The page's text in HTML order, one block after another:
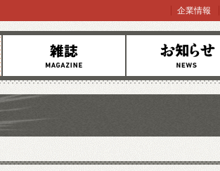
雑誌 お知らせ
企業情報